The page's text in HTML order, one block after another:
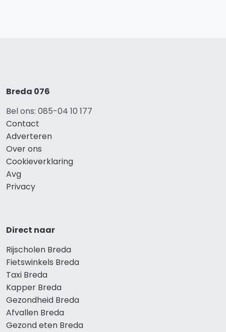
Breda 076
Bel ons: 085-04 10 177
Contact
Adverteren
Over ons
Cookieverklaring
Avg
Privacy
Direct naar
Rijscholen Breda
Fietswinkels Breda
Taxi Breda
Kapper Breda
Gezondheid Breda
Afvallen Breda
Gezond eten Breda